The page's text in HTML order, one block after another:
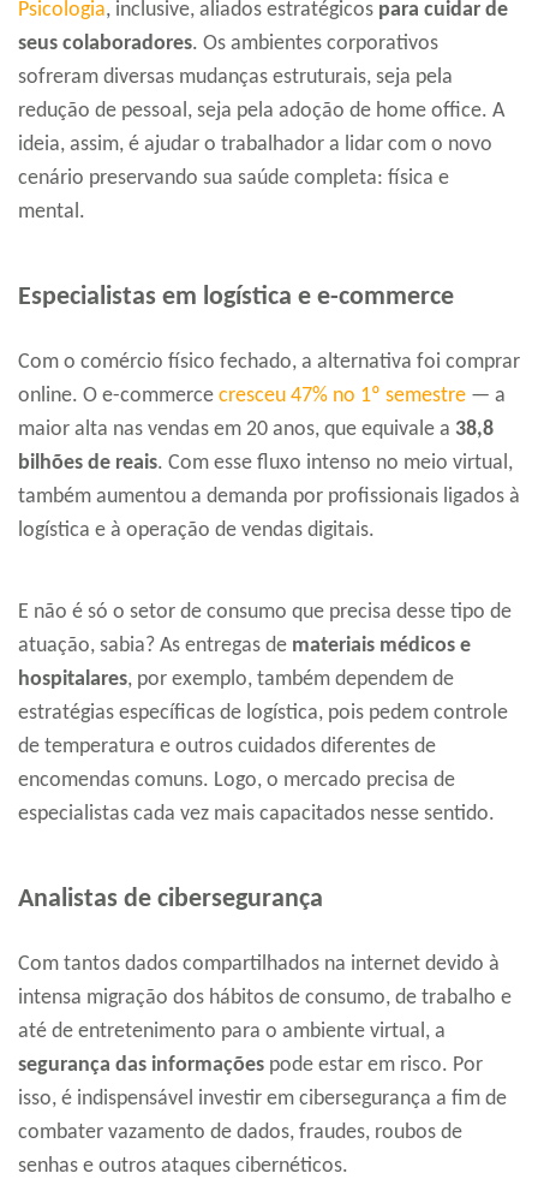
Psicologia, inclusive, aliados estratégicos para cuidar de
seus colaboradores. Os ambientes corporativos
sofreram diversas mudanças estruturais, seja pela
redução de pessoal, seja pela adoção de home office. A
ideia, assim, é ajudar o trabalhador a lidar com o novo
cenário preservando sua saúde completa: física e
mental.
Especialistas em logística e e-commerce
Com o comércio físico fechado, a alternativa foi comprar
online. O e-commerce cresceu 47% no 1º semestre — a
maior alta nas vendas em 20 anos, que equivale a 38,8
bilhões de reais. Com esse fluxo intenso no meio virtual,
também aumentou a demanda por profissionais ligados à
logística e à operação de vendas digitais.
E não é só o setor de consumo que precisa desse tipo de
atuação, sabia? As entregas de materiais médicos e
hospitalares, por exemplo, também dependem de
estratégias específicas de logística, pois pedem controle
de temperatura e outros cuidados diferentes de
encomendas comuns. Logo, o mercado precisa de
especialistas cada vez mais capacitados nesse sentido.
Analistas de cibersegurança
Com tantos dados compartilhados na internet devido à
intensa migração dos hábitos de consumo, de trabalho e
até de entretenimento para o ambiente virtual, a
segurança das informações pode estar em risco. Por
isso, é indispensável investir em cibersegurança a fim de
combater vazamento de dados, fraudes, roubos de
senhas e outros ataques cibernéticos.